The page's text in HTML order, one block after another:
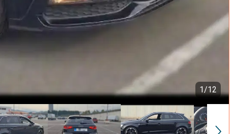
1/12